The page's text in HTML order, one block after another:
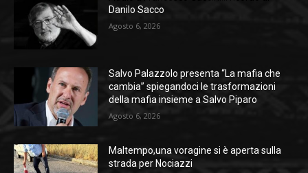
Danilo Sacco
Agosto 6, 2026
Salvo Palazzolo presenta “La mafia che
cambia” spiegandoci le trasformazioni
della mafia insieme a Salvo Piparo
Agosto 6, 2026
Maltempo,una voragine si è aperta sulla
strada per Nociazzi